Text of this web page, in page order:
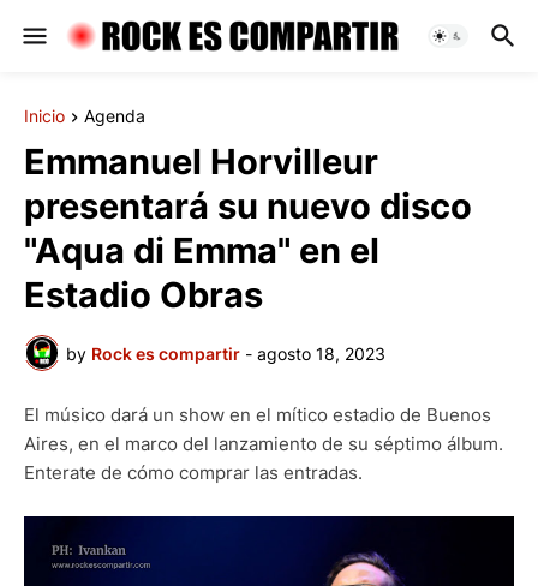
Inicio Agenda
Emmanuel Horvilleur
presentará su nuevo disco
"Aqua di Emma" en el
Estadio Obras
by Rock es compartir - agosto 18, 2023
El músico dará un show en el mítico estadio de Buenos
Aires, en el marco del lanzamiento de su séptimo álbum.
Enterate de cómo comprar las entradas.